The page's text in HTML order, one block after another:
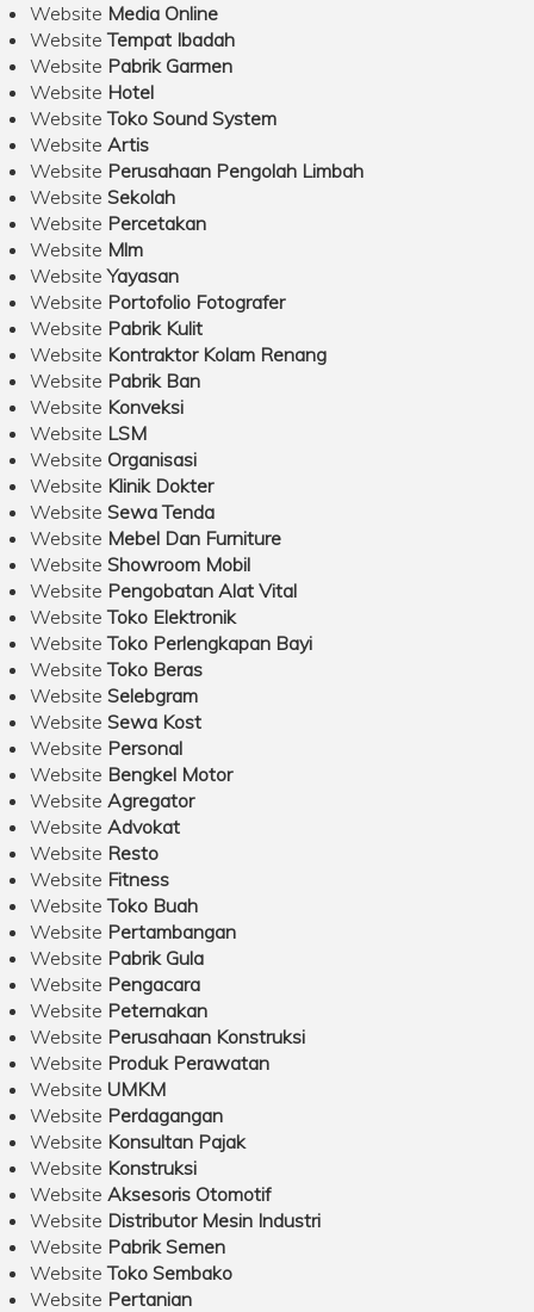
Website Media Online
WebsiteTempat Ibadah
Website Pabrik Garmen
Website Hotel
WebsiteToko Sound System
Website Artis
Website Perusahaan Pengolah Limbah
Website Sekolah
Website Percetakan
Website Mlm
WebsiteYayasan
Website Portofolio Fotografer
Website Pabrik Kulit
Website Kontraktor Kolam Renang
Website Pabrik Ban
Website Konveksi
Website LSM
Website Organisasi
Website Klinik Dokter
Website Sewa Tenda
Website Mebel Dan Furniture
Website Showroom Mobil
Website Pengobatan Alat Vital
WebsiteToko Elektronik
WebsiteToko Perlengkapan Bayi
WebsiteToko Beras
Website Selebgram
Website Sewa Kost
Website Personal
Website Bengkel Motor
Website Agregator
Website Advokat
Website Resto
Website Fitness
WebsiteToko Buah
Website Pertambangan
Website Pabrik Gula
Website Pengacara
Website Peternakan
Website Perusahaan Konstruksi
Website Produk Perawatan
Website UMKM
Website Perdagangan
Website Konsultan Pajak
Website Konstruksi
Website Aksesoris Otomotif
Website Distributor Mesin Industri
Website Pabrik Semen
WebsiteToko Sembako
Website Pertanian